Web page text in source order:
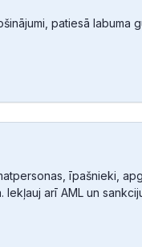
patiesā labuma
īpašnieki,
arī AML un